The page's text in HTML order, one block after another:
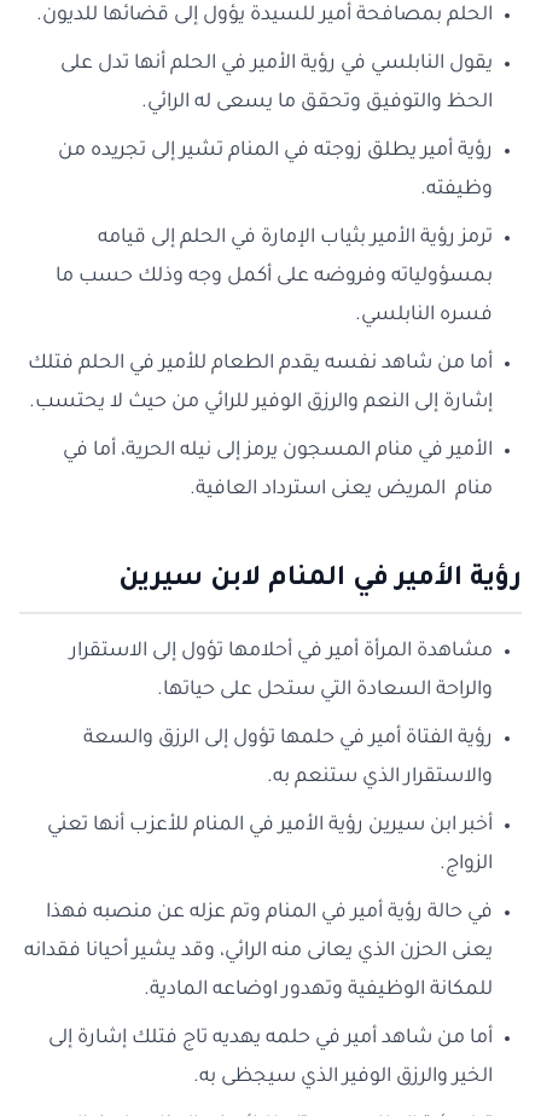
الحلم بمصافحة أمير للسيدة يؤول إلى قضائها للديون.
يقول النابلسي في رؤية الأمير في الحلم أنها تدل على
الحظ والتوفيق وتحقق ما يسعى له الرائي.
رؤية أمير يطلق زوجته في المنام تشير إلى تجريده من
وظيفته.
ترمز رؤية الأمير بثياب الإمارة في الحلم إلى قيامه
بمسؤولياته وفروضه على أكمل وجه وذلك حسب ما
فسره النابلسي.
أما من شاهد نفسه يقدم الطعام للأمير في الحلم فتلك
إشارة إلى النعم والرزق الوفير للرائي من حيث لا يحتسب.
الأمير في منام المسجون يرمز إلى نيله الحرية، أما في
منام المريض يعنى استرداد العافية.
رؤية الأمير في المنام لابن سيرين
مشاهدة المرأة أمير في أحلامها تؤول إلى الاستقرار
والراحة السعادة التي ستحل على حياتها.
رؤية الفتاة أمير في حلمها تؤول إلى الرزق والسعة
والاستقرار الذي ستنعم به.
أخبر ابن سيرين رؤية الأمير في المنام للأعزب أنها تعني
الزواج.
في حالة رؤية أمير في المنام وتم عزله عن منصبه فهذا
يعنى الحزن الذي يعانى منه الرائي، وقد يشير أحيانا فقدانه
للمكانة الوظيفية وتهدور اوضاعه المادية.
أما من شاهد أمير في حلمه يهديه تاج فتلك إشارة إلى
الخير والرزق الوفير الذي سيجظى به.